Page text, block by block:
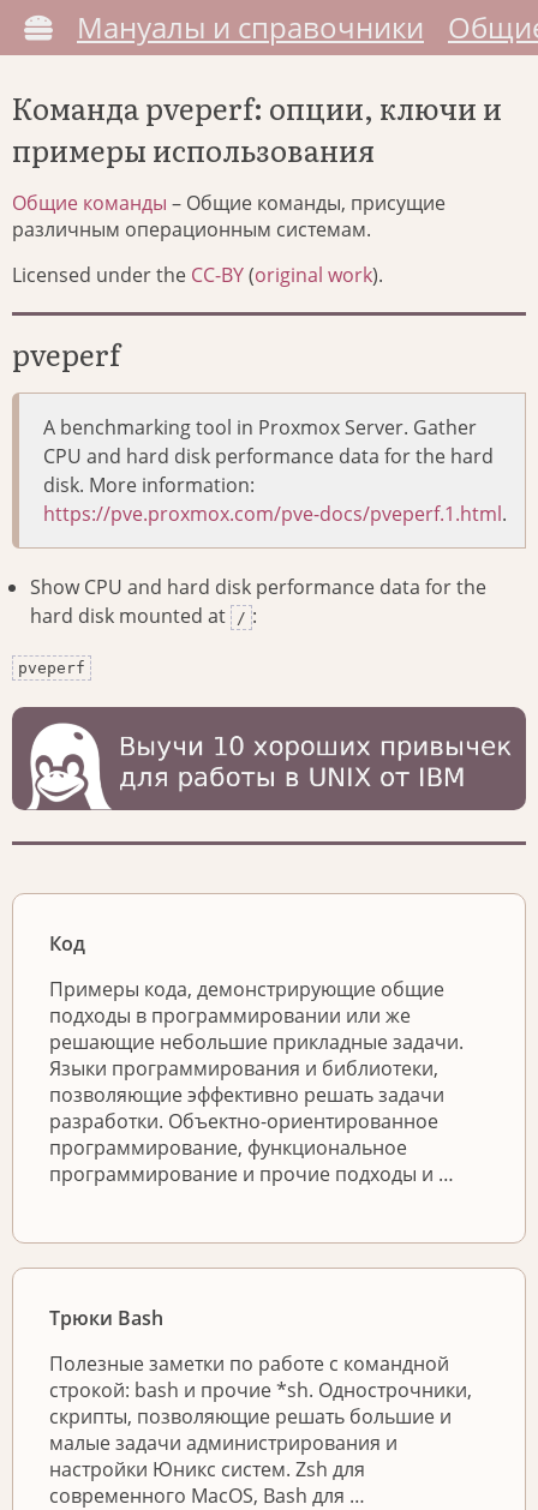
Мануалы и справочники
Команда pveperf: опции, ключи и
примеры использования
Общие команды – Общие команды, присущие
различным операционным системам.
Licensed under the CC-BY(original work).
pveperf
A benchmarking tool in Proxmox Server. Gather
CPU and hard disk performance data for the hard
disk. More information:
https://pve.proxmox.com/pve-docs/pveperf.1.html.
Show CPU and hard disk performance data for the
hard disk mounted at
/ :
pveperf
Код
Примеры кода, демонстрирующие общие
подходы в программировании или же
решающие небольшие прикладные задачи.
Языки программирования и библиотеки,
позволяющие эффективно решать задачи
разработки. Объектно-ориентированное
программирование, функциональное
программирование и прочие подходы и …
Трюки Bash
Полезные заметки по работе с командной
строкой: bash и прочие *sh. Однострочники,
скрипты, позволяющие решать большие и
малые задачи администрирования и
настройки Юникс систем. Zsh для
современного MacOS, Bash для …